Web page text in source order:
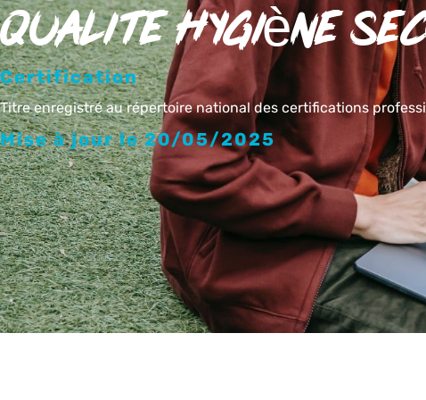
qualite hygiène
Certification
Titre enregistré au répertoire national des certifications
Mise à jour le 20/05/2025